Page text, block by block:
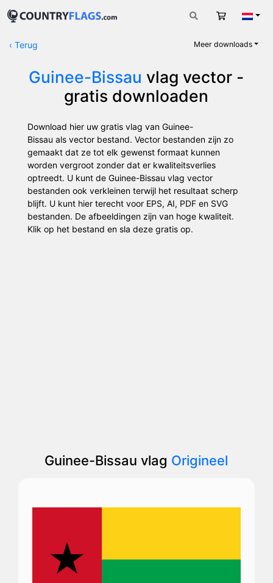
‹ Terug Meer downloads
Guinee-Bissau vlag vector -
gratis downloaden
Download hier uw gratis vlag van Guinee-
Bissau als vector bestand. Vector bestanden zijn zo
gemaakt dat ze tot elk gewenst formaat kunnen
worden vergroot zonder dat er kwaliteitsverlies
optreedt. U kunt de Guinee-Bissau vlag vector
bestanden ook verkleinen terwijl het resultaat scherp
blijft. U kunt hier terecht voor EPS, AI, PDF en SVG
bestanden. De afbeeldingen zijn van hoge kwaliteit.
Klik op het bestand en sla deze gratis op.
Guinee-Bissau vlag Origineel